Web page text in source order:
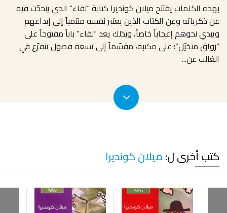
بهذه الكلمات يفتتح ميلان كونديرا كتابة “لقاء” الذي يتحدّث فيه
عن ذكرياته وعن الكتاب الذين يعتبر نفسه منتمياً إلى إبداعهم
ويبدي نحوهم إعجاباً خاصاً، وبذلك يعد “لقاء” باباً مفتوحاً على
“رواق متخيّل”؛ على مكتبة، مقسّماً إلى تسعة فصول تتفرّع في
الغالب عن...
كتب أخرى ل:ميلان كونديرا